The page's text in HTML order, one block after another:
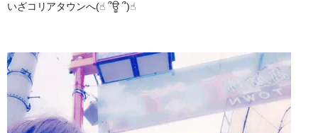
いざコリアタウンへ(☝︎ ՞ਊ ՞)☝︎